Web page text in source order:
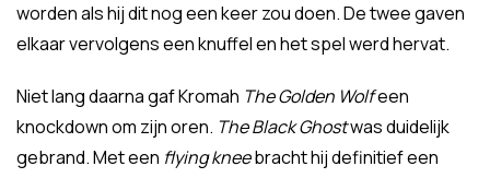
worden als hij dit nog een keer zou doen. De twee gaven
elkaar vervolgens een knuffel en het spel werd hervat.
Niet lang daarna gaf Kromah The Golden Wolfeen
knockdown om zijn oren. The Black Ghostwas duidelijk
gebrand. Met een flying kneebracht hij definitief een